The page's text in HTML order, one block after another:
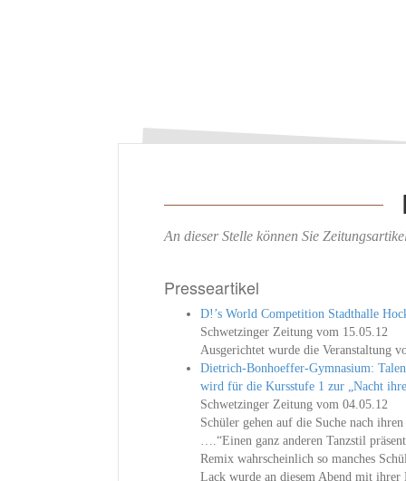
An dieser Stelle können Sie
Presseartikel
D!’s World Competition Stadthalle
Schwetzinger Zeitung vom 15.05.12
Ausgerichtet wurde die Veranstaltung
Dietrich-Bonhoeffer-Gymnasium:
wird für die Kursstufe 1 zur „Nacht
Schwetzinger Zeitung vom 04.05.12
Schüler gehen auf die Suche nach ihren
….“Einen ganz anderen Tanzstil
Remix wahrscheinlich so manches
Lack wurde an diesem Abend mit